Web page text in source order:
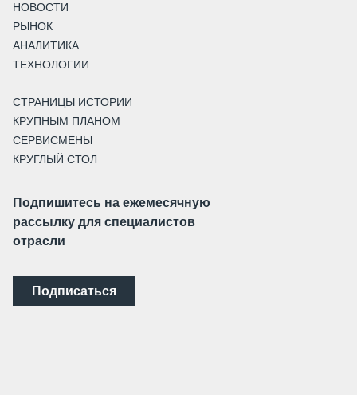
НОВОСТИ
РЫНОК
АНАЛИТИКА
ТЕХНОЛОГИИ
СТРАНИЦЫ ИСТОРИИ
КРУПНЫМ ПЛАНОМ
СЕРВИСМЕНЫ
КРУГЛЫЙ СТОЛ
Подпишитесь на ежемесячную
рассылку для специалистов
отрасли
Подписаться